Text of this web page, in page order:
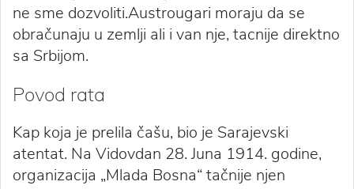
ne sme dozvoliti.Austrougari moraju da se
obračunaju u zemlji ali i van nje, tacnije direktno
sa Srbijom.
Povod rata
Kap koja je prelila čašu, bio je Sarajevski
atentat. Na Vidovdan 28. Juna 1914. godine,
organizacija „Mlada Bosna“ tačnije njen